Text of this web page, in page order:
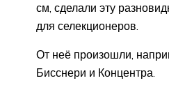
см, сделали эту
для селекционеров.
От неё произошли,
Бисснери и Концентра.